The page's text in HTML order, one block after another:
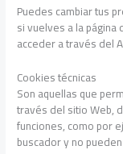
Puedes cambiar tus
si vuelves a la
acceder a través del
Cookies técnicas
Son aquellas que
través del sitio Web,
funciones, como por
buscador y no